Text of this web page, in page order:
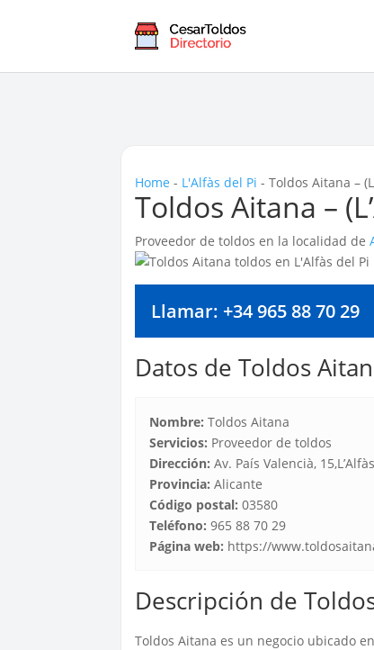
Home - L'Alfàs del Pi -Toldos Aitana –
Toldos Aitana –
Proveedor de toldos en la localidad de
Llamar: +34 965 88 70 29
Datos de Toldos
Nombre: Toldos Aitana
Servicios: Proveedor de toldos
Dirección: Av. País Valencià,
Provincia: Alicante
Código postal: 03580
Teléfono: 965 88 70 29
Página web: https://
Descripción de
Toldos Aitana es un negocio ubicado